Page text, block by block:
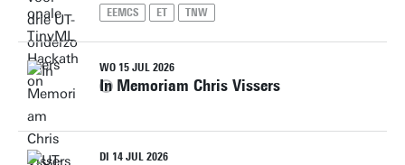
EEMCS ET TNW
WO 15 JUL 2026
In Memoriam Chris Vissers
DI 14 JUL 2026